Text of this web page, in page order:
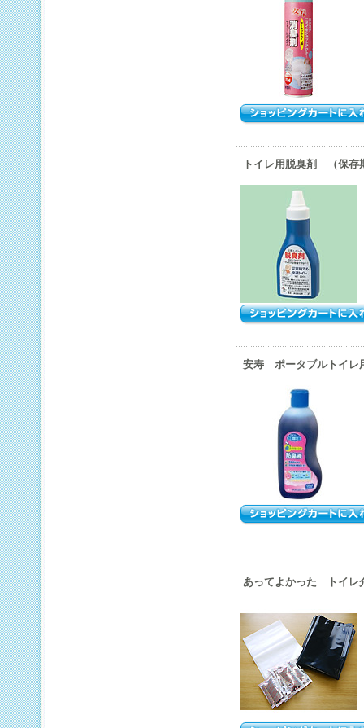
トイレ用脱臭剤 （保存
安寿 ポータブルトイ
あってよかった トイレ